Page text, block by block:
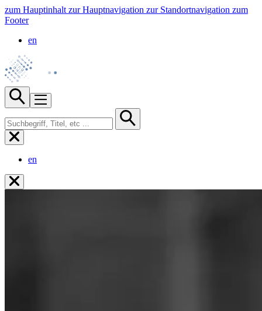
zum Hauptinhalt zur Hauptnavigation zur Standortnavigation zum
Footer
en
en